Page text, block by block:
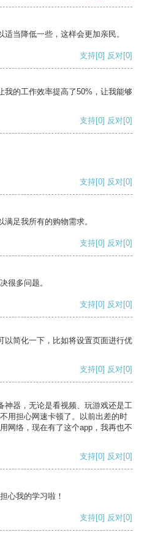
当降低一些，这样会更加亲民。
支持[0] 反对[0]
我的工作效率提高了50%，让我能够
支持[0] 反对[0]
支持[0] 反对[0]
足我所有的购物需求。
支持[0] 反对[0]
很多问题。
支持[0] 反对[0]
以简化一下，比如将设置页面进行优
支持[0] 反对[0]
神器，无论是看视频、玩游戏还是工
用担心网速卡顿了。以前出差的时
网络，现在有了这个app，我再也不
支持[0] 反对[0]
心我的学习啦！
支持[0] 反对[0]